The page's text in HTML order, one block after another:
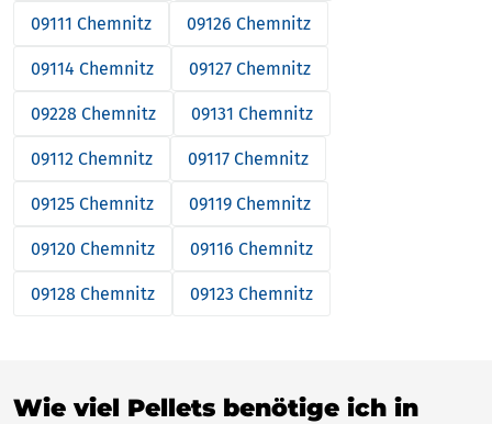
09111 Chemnitz 09126 Chemnitz
09114 Chemnitz 09127 Chemnitz
09228 Chemnitz 09131 Chemnitz
09112 Chemnitz 09117 Chemnitz
09125 Chemnitz 09119 Chemnitz
09120 Chemnitz 09116 Chemnitz
09128 Chemnitz 09123 Chemnitz
Wie viel Pellets benötige ich in